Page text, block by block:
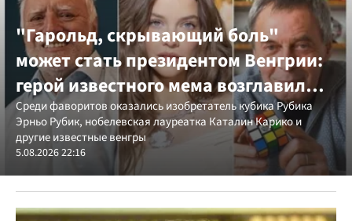
Стоп Политической Коррупции
Политика
"Гарольд, скрывающий боль"
может стать президентом Венгрии:
герой известного мема возглавил
народный опрос
Среди фаворитов оказались изобретатель кубика Рубика
Эрньо Рубик, нобелевская лауреатка Каталин Карико и
другие известные венгры
5.08.2026 22:16